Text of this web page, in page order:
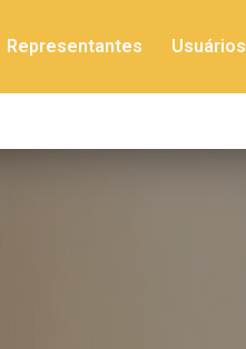
Representantes Usuários